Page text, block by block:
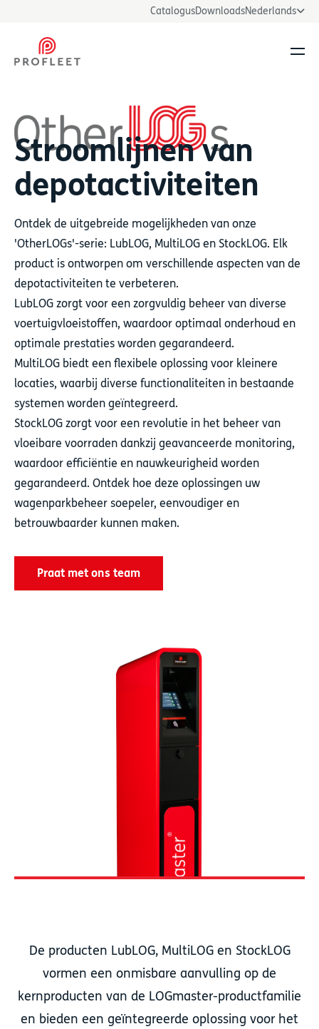
CatalogusDownloadsNederlands
Stroomlijnen van
depotactiviteiten
Ontdek de uitgebreide mogelijkheden van onze
'OtherLOGs'-serie: LubLOG, MultiLOG en StockLOG. Elk
product is ontworpen om verschillende aspecten van de
depotactiviteiten te verbeteren.
LubLOG zorgt voor een zorgvuldig beheer van diverse
voertuigvloeistoffen, waardoor optimaal onderhoud en
optimale prestaties worden gegarandeerd.
MultiLOG biedt een flexibele oplossing voor kleinere
locaties, waarbij diverse functionaliteiten in bestaande
systemen worden geïntegreerd.
StockLOG zorgt voor een revolutie in het beheer van
vloeibare voorraden dankzij geavanceerde monitoring,
waardoor efficiëntie en nauwkeurigheid worden
gegarandeerd. Ontdek hoe deze oplossingen uw
wagenparkbeheer soepeler, eenvoudiger en
betrouwbaarder kunnen maken.
Praat met ons team
De producten LubLOG, MultiLOG en StockLOG
vormen een onmisbare aanvulling op de
kernproducten van de LOGmaster-productfamilie
en bieden een geïntegreerde oplossing voor het